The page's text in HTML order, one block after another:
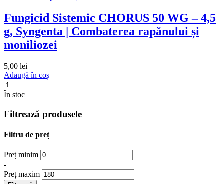
Fungicid Sistemic CHORUS 50 WG – 4,5
g, Syngenta | Combaterea rapănului și
moniliozei
5,00 lei
Adaugă în coș
În stoc
Filtrează produsele
Filtru de preț
Preț minim
-
Preț maxim